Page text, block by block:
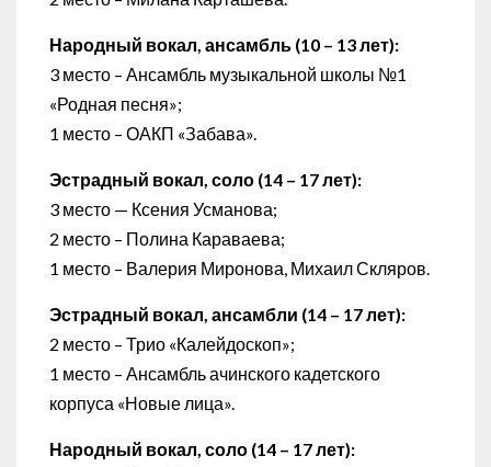
Народный вокал, ансамбль (10 – 13 лет):
3 место – Ансамбль музыкальной школы №1
«Родная песня»;
1 место – ОАКП «Забава».
Эстрадный вокал, соло (14 – 17 лет):
3 место — Ксения Усманова;
2 место – Полина Караваева;
1 место – Валерия Миронова, Михаил Скляров.
Эстрадный вокал, ансамбли (14 – 17 лет):
2 место – Трио «Калейдоскоп»;
1 место – Ансамбль ачинского кадетского
корпуса «Новые лица».
Народный вокал, соло (14 – 17 лет):